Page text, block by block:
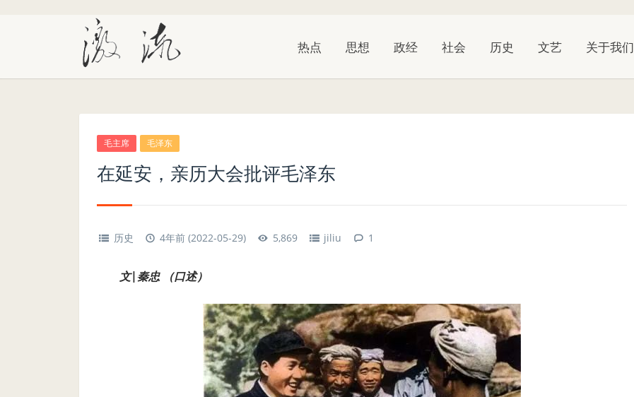
热点 思想 政经 社会 历史 文艺 关于我们
毛主席 毛泽东
在延安，亲历大会批评毛泽东
历史 4年前 (2022-05-29) 5,869 jiliu 1
文|秦忠 （口述）